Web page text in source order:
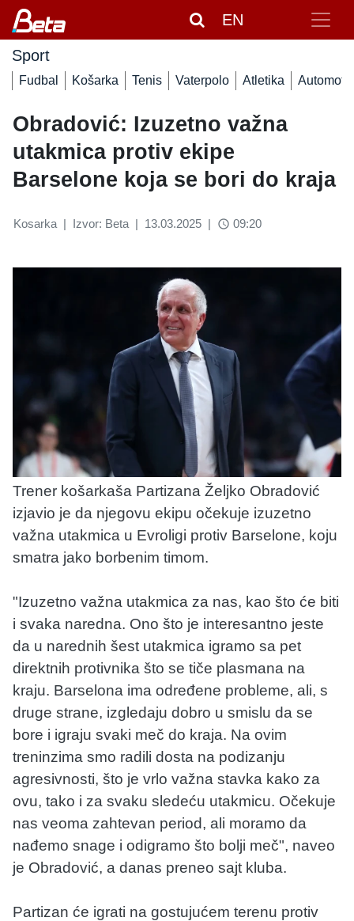
EN
Sport
Fudbal Košarka Tenis Vaterpolo Atletika Automoto
Obradović: Izuzetno važna
utakmica protiv ekipe
Barselone koja se bori do kraja
Kosarka | Izvor: Beta | 13.03.2025 | access_time 09:20
Trener košarkaša Partizana Željko Obradović
izjavio je da njegovu ekipu očekuje izuzetno
važna utakmica u Evroligi protiv Barselone, koju
smatra jako borbenim timom.
"Izuzetno važna utakmica za nas, kao što će biti
i svaka naredna. Ono što je interesantno jeste
da u narednih šest utakmica igramo sa pet
direktnih protivnika što se tiče plasmana na
kraju. Barselona ima određene probleme, ali, s
druge strane, izgledaju dobro u smislu da se
bore i igraju svaki meč do kraja. Na ovim
treninzima smo radili dosta na podizanju
agresivnosti, što je vrlo važna stavka kako za
ovu, tako i za svaku sledeću utakmicu. Očekuje
nas veoma zahtevan period, ali moramo da
nađemo snage i odigramo što bolji meč", naveo
je Obradović, a danas preneo sajt kluba.
Partizan će igrati na gostujućem terenu protiv